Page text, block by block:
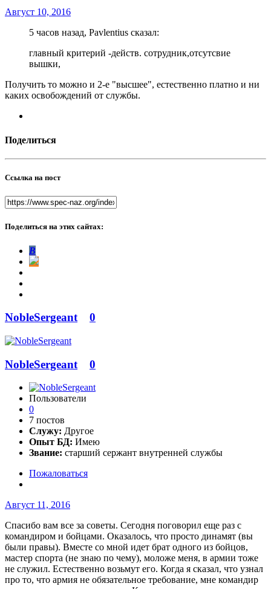
Август 10, 2016
5 часов назад, Pavlentius сказал:
главный критерий -действ. сотрудник,отсутсвие
вышки,
Получить то можно и 2-е "высшее", естественно платно и ни
каких освобождений от службы.
Поделиться
Ссылка на пост
Поделиться на этих сайтах:
В
NobleSergeant 0
NobleSergeant 0
Пользователи
0
7 постов
Служу: Другое
Опыт БД: Имею
Звание: старший сержант внутренней службы
Пожаловаться
Август 11, 2016
Спасибо вам все за советы. Сегодня поговорил еще раз с
командиром и бойцами. Оказалось, что просто динамят (вы
были правы). Вместе со мной идет брат одного из бойцов,
мастер спорта (не знаю по чему), моложе меня, в армии тоже
не служил. Естественно возьмут его. Когда я сказал, что узнал
про то, что армия не обязательное требование, мне командир